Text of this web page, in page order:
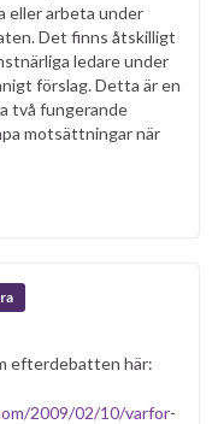
eller arbeta under
Det finns åtskilligt
ledare under
förslag. Detta är en
två fungerande
motsättningar när
efterdebatten här:
2009/02/10/varfor-